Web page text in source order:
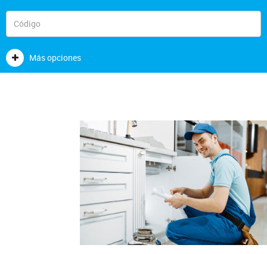
Más opciones